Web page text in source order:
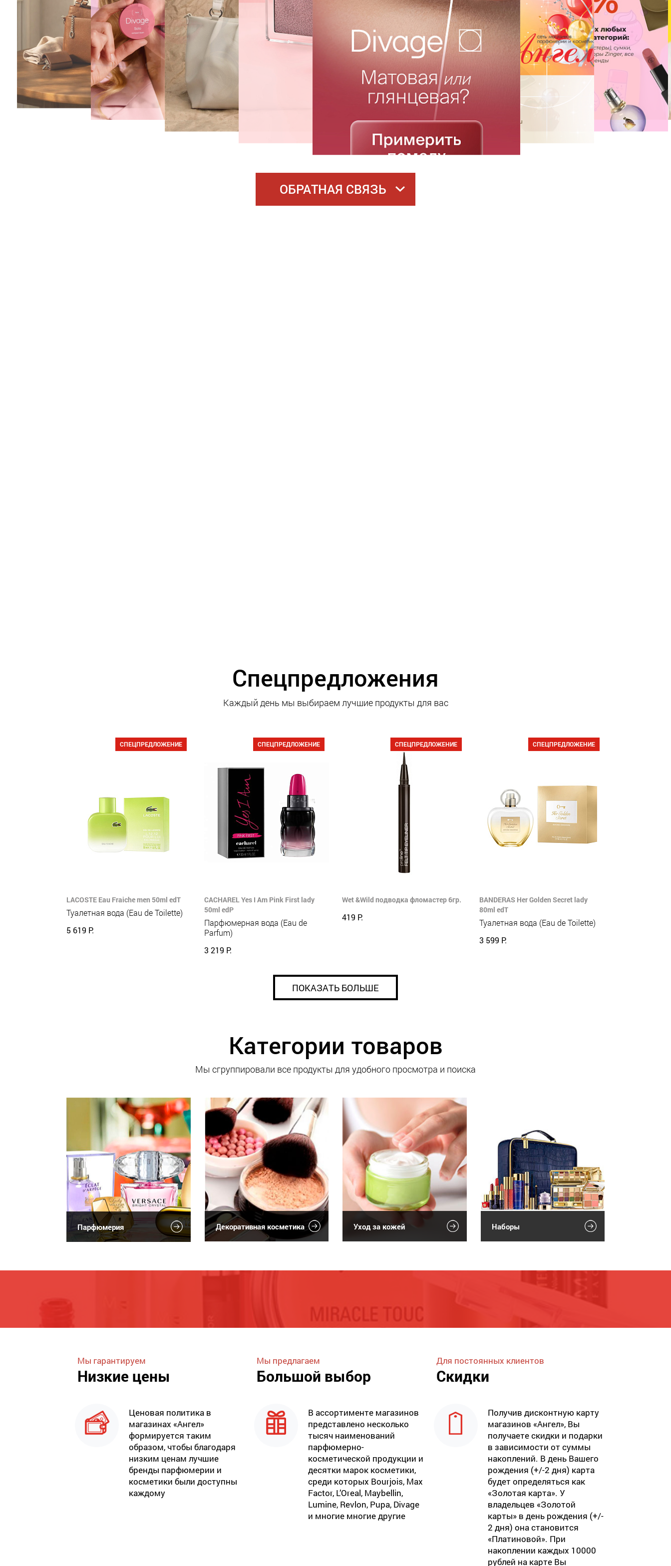
ОБРАТНАЯ СВЯЗЬ
Спецпредложения
Каждый день мы выбираем лучшие продукты для вас
СПЕЦПРЕДЛОЖЕНИЕ
LACOSTE Eau Fraiche men 50ml edT
Туалетная вода (Eau de Toilette)
5 619 Р.
СПЕЦПРЕДЛОЖЕНИЕ
CACHAREL Yes I Am Pink First lady
50ml edP
Парфюмерная вода (Eau de
Parfum)
3 219 Р.
СПЕЦПРЕДЛОЖЕНИЕ
Wet &Wild подводка фломастер 6гр.
419 Р.
СПЕЦПРЕДЛОЖЕНИЕ
BANDERAS Her Golden Secret lady
80ml edT
Туалетная вода (Eau de Toilette)
3 599 Р.
ПОКАЗАТЬ БОЛЬШЕ
Категории товаров
Мы сгруппировали все продукты для удобного просмотра и поиска
Парфюмерия Декоративная косметика Уход за кожей Наборы
Мы гарантируем
Низкие цены
Ценовая политика в
магазинах «Ангел»
формируется таким
образом, чтобы благодаря
низким ценам лучшие
бренды парфюмерии и
косметики были доступны
каждому
Мы предлагаем
Большой выбор
В ассортименте магазинов
представлено несколько
тысяч наименований
парфюмерно-
косметической продукции и
десятки марок косметики,
среди которых Bourjois, Max
Factor, L’Oreal, Maybellin,
Lumine, Revlon, Pupa, Divage
и многие многие другие
Для постоянных клиентов
Скидки
Получив дисконтную карту
магазинов «Ангел», Вы
получаете скидки и подарки
в зависимости от суммы
накоплений. В день Вашего
рождения (+/-2 дня) карта
будет определяться как
«Золотая карта». У
владельцев «Золотой
карты» в день рождения (+/-
2 дня) она становится
«Платиновой». При
накоплении каждых 10000
рублей на карте Вы